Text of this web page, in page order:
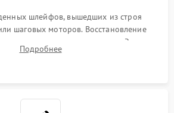
шлейфов, вышедших из строя
шаговых моторов. Восстановление
при заклинивании зума. Замена
диафрагмы, датчиков положения или
Подробнее